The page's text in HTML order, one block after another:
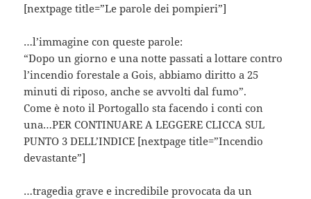
[nextpage title=”Le parole dei pompieri”]
…l’immagine con queste parole:
“Dopo un giorno e una notte passati a lottare contro
l’incendio forestale a Gois, abbiamo diritto a 25
minuti di riposo, anche se avvolti dal fumo”.
Come è noto il Portogallo sta facendo i conti con
una…PER CONTINUARE A LEGGERE CLICCA SUL
PUNTO 3 DELL’INDICE [nextpage title=”Incendio
devastante”]
…tragedia grave e incredibile provocata da un